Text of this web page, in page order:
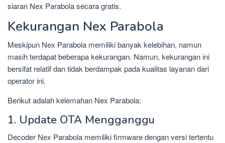
siaran Nex Parabola secara gratis.
Kekurangan Nex Parabola
Meskipun Nex Parabola memiliki banyak kelebihan, namun
masih terdapat beberapa kekurangan. Namun, kekurangan ini
bersifat relatif dan tidak berdampak pada kualitas layanan dari
operator ini.
Berikut adalah kelemahan Nex Parabola:
1. Update OTA Mengganggu
Decoder Nex Parabola memiliki firmware dengan versi tertentu